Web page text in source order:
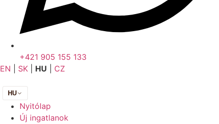
+421 905 155 133
EN
SK HU CZ
HU
Nyitólap
Új ingatlanok